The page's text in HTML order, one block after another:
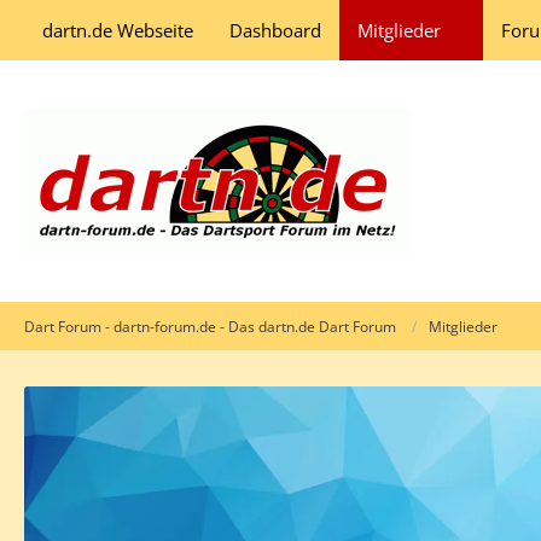
dartn.de Webseite Dashboard Mitglieder
Dart Forum - dartn-forum.de - Das dartn.de Dart Forum Mitglieder